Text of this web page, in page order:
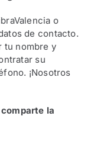
o
de contacto.
tu nombre y
su
¡Nosotros
la